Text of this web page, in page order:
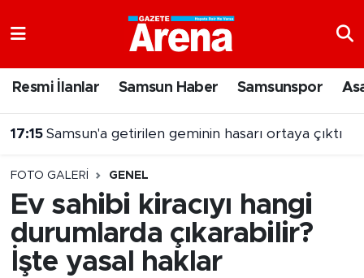
Resmi İlanlar Samsun Haber Samsunspor
FOTO GALERI GENEL
Ev sahibi kiracıyı hangi
durumlarda çıkarabilir?
İşte yasal haklar
Samsun Namaz Vakitleri
Süper Lig Puan Durumu ve Fikstür
Tüm Manşetler